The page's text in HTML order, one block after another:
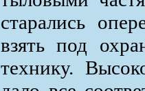
старались
взять под
технику.